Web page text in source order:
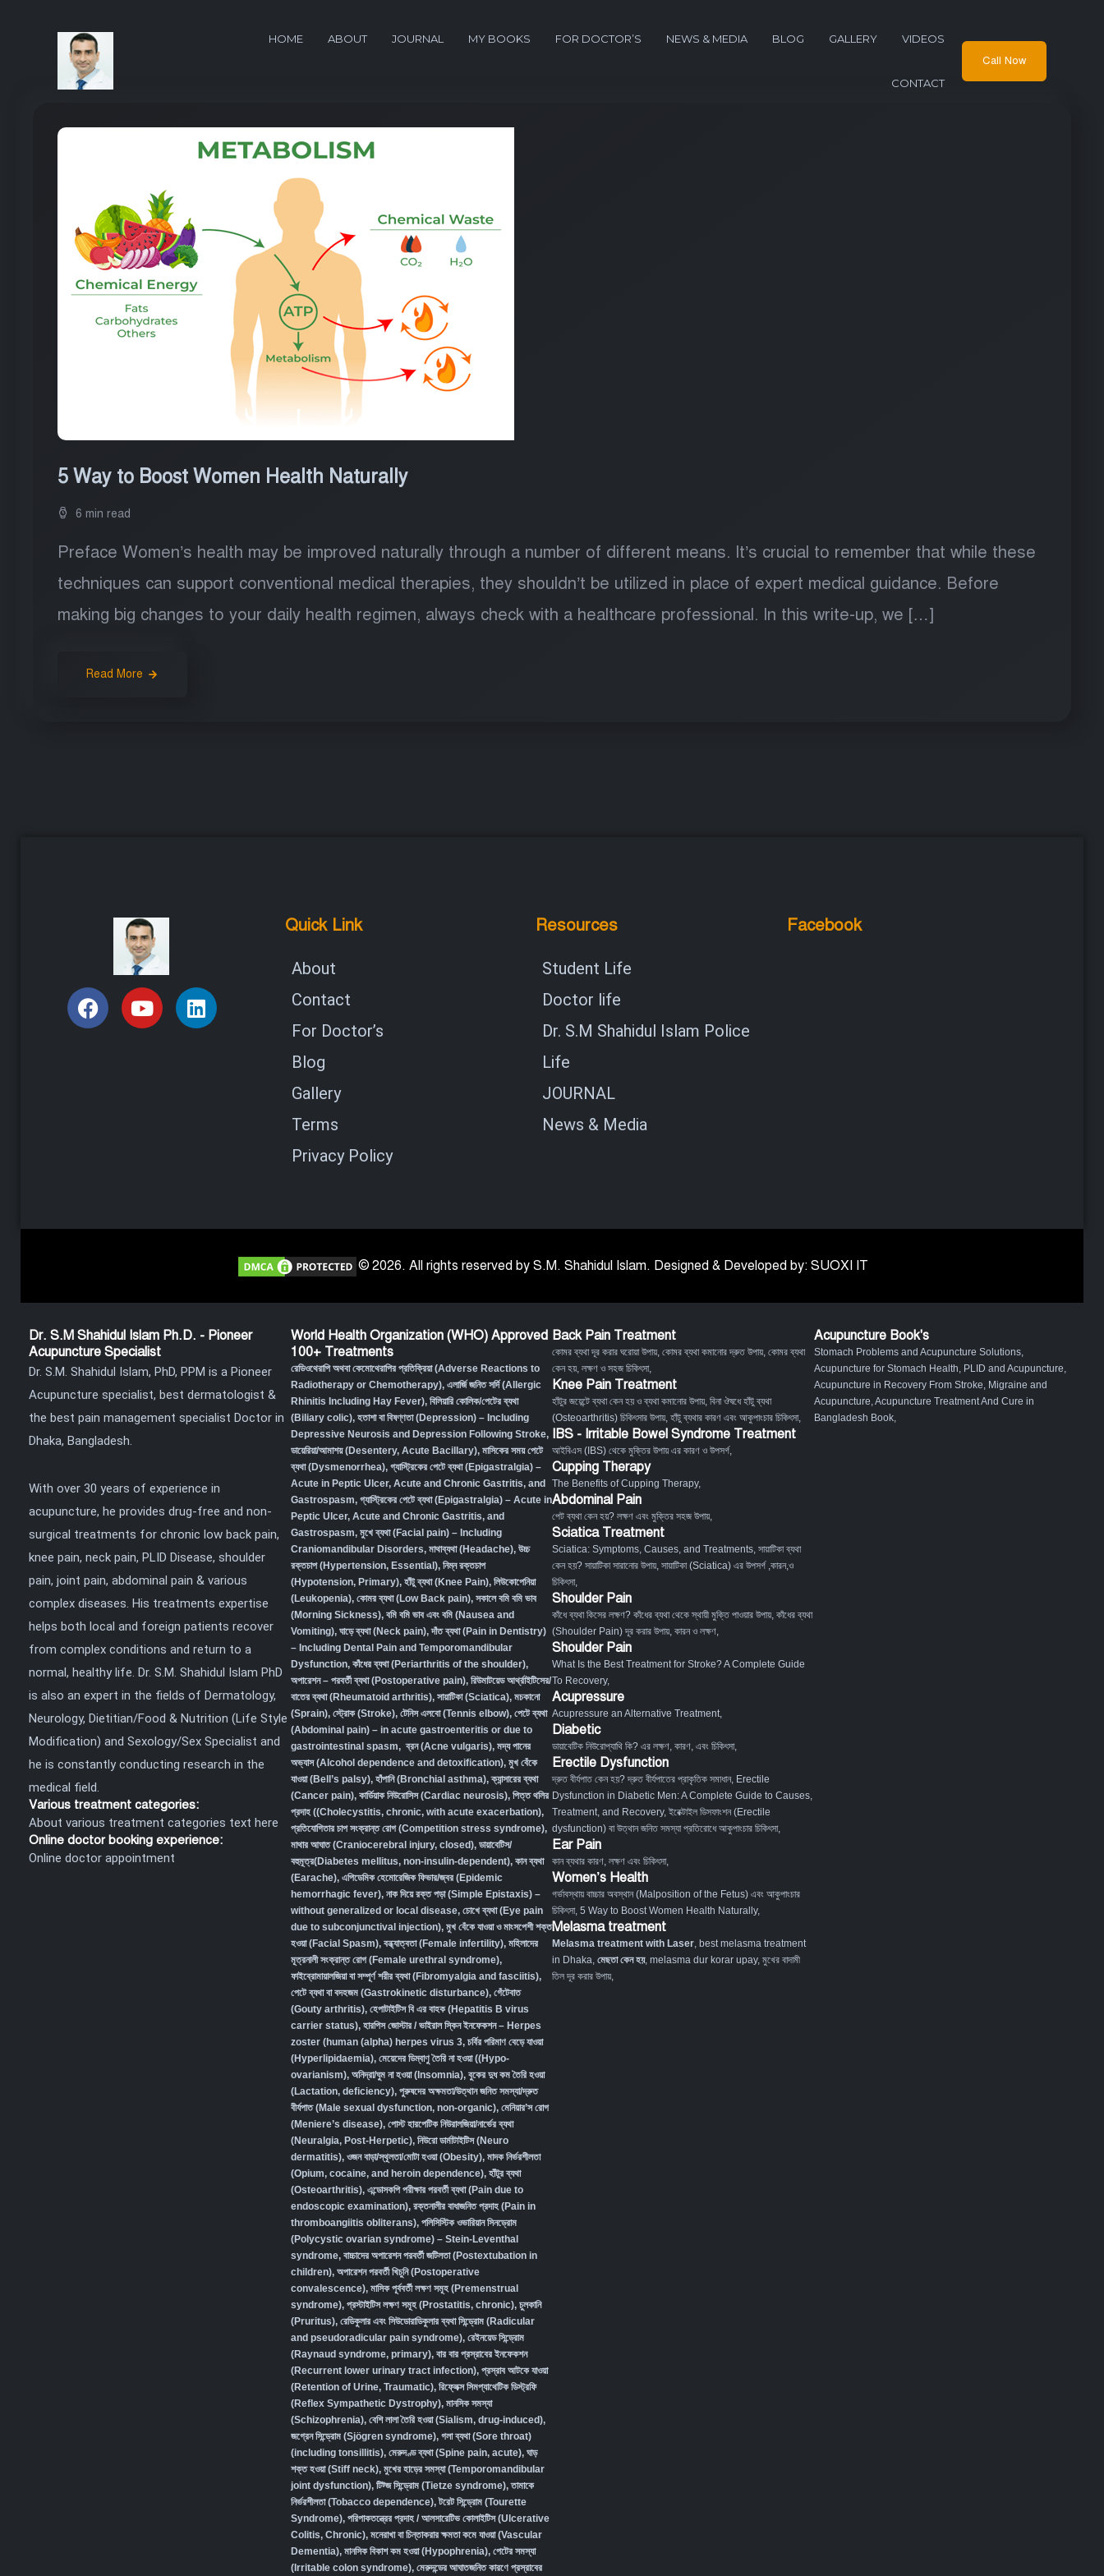
HOME ABOUT JOURNAL MY BOOKS FOR DOCTOR’S NEWS & MEDIA BLOG GALLERY VIDEOS
CONTACT
Call Now
5 Way to Boost Women Health Naturally
6 min read
Preface Women’s health may be improved naturally through a number of different means. It’s crucial to remember that while these
techniques can support conventional medical therapies, they shouldn’t be utilized in place of expert medical guidance. Before
making big changes to your daily health regimen, always check with a healthcare professional. In this write-up, we […]
Read More
Quick Link
About
Contact
For Doctor’s
Blog
Gallery
Terms
Privacy Policy
Resources
Student Life
Doctor life
Dr. S.M Shahidul Islam Police
Life
JOURNAL
News & Media
Facebook
© 2026. All rights reserved by S.M. Shahidul Islam. Designed & Developed by: SUOXI IT
Dr. S.M Shahidul Islam Ph.D. - Pioneer
Acupuncture Specialist
Dr. S.M. Shahidul Islam, PhD, PPM is a Pioneer
Acupuncture specialist, best dermatologist &
the best pain management specialist Doctor in
Dhaka, Bangladesh.
With over 30 years of experience in
acupuncture, he provides drug-free and non-
surgical treatments for chronic low back pain,
knee pain, neck pain, PLID Disease, shoulder
pain, joint pain, abdominal pain & various
complex diseases. His treatments expertise
helps both local and foreign patients recover
from complex conditions and return to a
normal, healthy life. Dr. S.M. Shahidul Islam PhD
is also an expert in the fields of Dermatology,
Neurology, Dietitian/Food & Nutrition (Life Style
Modification) and Sexology/Sex Specialist and
he is constantly conducting research in the
medical field.
Various treatment categories:
About various treatment categories text here
Online doctor booking experience:
Online doctor appointment
World Health Organization (WHO) Approved
100+ Treatments
রেডিওথেরাপি অথবা কেমোথেরাপির প্রতিক্রিয়া (Adverse Reactions to
Radiotherapy or Chemotherapy), এলার্জি জনিত সর্দি (Allergic
Rhinitis Including Hay Fever), বিলিয়ারি কোলিক/পেটের ব্যথা
(Biliary colic), হতাশা বা বিষণ্ণতা (Depression) – Including
Depressive Neurosis and Depression Following Stroke,
ডায়েরিয়া/আমাশয় (Desentery, Acute Bacillary), মাসিকের সময় পেটে
ব্যথা (Dysmenorrhea), গ্যাস্ট্রিকের পেটে ব্যথা (Epigastralgia) –
Acute in Peptic Ulcer, Acute and Chronic Gastritis, and
Gastrospasm, গ্যাস্ট্রিকের পেটে ব্যথা (Epigastralgia) – Acute in
Peptic Ulcer, Acute and Chronic Gastritis, and
Gastrospasm, মুখে ব্যথা (Facial pain) – Including
Craniomandibular Disorders, মাথাব্যথা (Headache), উচ্চ
রক্তচাপ (Hypertension, Essential), নিম্ন রক্তচাপ
(Hypotension, Primary), হাঁটু ব্যথা (Knee Pain), লিউকোপেনিয়া
(Leukopenia), কোমর ব্যথা (Low Back pain), সকালে বমি বমি ভাব
(Morning Sickness), বমি বমি ভাব এবং বমি (Nausea and
Vomiting), ঘাড়ে ব্যথা (Neck pain),দাঁত ব্যথা (Pain in Dentistry)
– Including Dental Pain and Temporomandibular
Dysfunction, কাঁধের ব্যথা (Periarthritis of the shoulder),
অপারেশন – পরবর্তী ব্যথা (Postoperative pain), রিউমাটয়েড আর্থ্রাইটিসের/
বাতের ব্যথা (Rheumatoid arthritis), সায়াটিকা (Sciatica), মচকানো
(Sprain), স্ট্রোক (Stroke), টেনিস এলবো (Tennis elbow), পেটে ব্যথা
(Abdominal pain) – in acute gastroenteritis or due to
gastrointestinal spasm, ব্রন (Acne vulgaris), মদ্য পানের
অভ্যাস (Alcohol dependence and detoxification), মুখ বেঁকে
যাওয়া (Bell’s palsy), হাঁপানি (Bronchial asthma),ক্যান্সারের ব্যথা
(Cancer pain), কার্ডিয়াক নিউরোসিস (Cardiac neurosis), পিত্ত থলির
প্রদাহ ((Cholecystitis, chronic, with acute exacerbation),
প্রতিযোগিতার চাপ সংক্রান্ত রোগ (Competition stress syndrome),
মাথার আঘাত (Craniocerebral injury, closed), ডায়াবেটিস/
বহুমূত্র(Diabetes mellitus, non-insulin-dependent), কান ব্যথা
(Earache), এপিডেমিক হেমোরেজিক ফিভার/জ্বর (Epidemic
hemorrhagic fever), নাক দিয়ে রক্ত পড়া (Simple Epistaxis) –
without generalized or local disease, চোখে ব্যথা (Eye pain
due to subconjunctival injection), মুখ বেঁকে যাওয়া ও মাংসপেশী শক্ত
হওয়া (Facial Spasm), বন্ধ্যাত্বতা (Female infertility), মহিলাদের
মূত্রনালী সংক্রান্ত রোগ (Female urethral syndrome),
ফাইব্রোমায়ালজিয়া বা সম্পূর্ণ শরীর ব্যথা (Fibromyalgia and fasciitis),
পেটে ব্যথা বা বদহজম (Gastrokinetic disturbance), গেঁটেবাত
(Gouty arthritis), হেপাটাইটিস বি এর বাহক (Hepatitis B virus
carrier status), হারপিস জোস্টার / ভাইরাল স্কিন ইনফেকশন – Herpes
zoster (human (alpha) herpes virus 3, চর্বির পরিমাণ বেড়ে যাওয়া
(Hyperlipidaemia), মেয়েদের ডিম্বাণু তৈরি না হওয়া ((Hypo-
ovarianism), অনিদ্রা/ঘুম না হওয়া (Insomnia), বুকের দুধ কম তৈরি হওয়া
(Lactation, deficiency), পুরুষদের অক্ষমতা/উত্থান জনিত সমস্যা/দ্রুত
বীর্যপাত (Male sexual dysfunction, non-organic), মেনিয়ার’স রোগ
(Meniere’s disease), পোস্ট হারপেটিক নিউরালজিয়া/নার্ভের ব্যথা
(Neuralgia, Post-Herpetic), নিউরো ডার্মাটাইটিস (Neuro
dermatitis), ওজন বাড়া/স্থূলতা/মোটা হওয়া (Obesity), মাদক নির্ভরশীলতা
(Opium, cocaine, and heroin dependence), হাঁটুর ব্যথা
(Osteoarthritis), এন্ডোসকপি পরীক্ষার পরবর্তী ব্যথা (Pain due to
endoscopic examination), রক্তনালীর বাধাজনিত প্রদাহ (Pain in
thromboangiitis obliterans), পলিসিস্টিক ওভারিয়ান সিনড্রোম
(Polycystic ovarian syndrome) – Stein-Leventhal
syndrome, বাচ্চাদের অপারেশন পরবর্তী জটিলতা (Postextubation in
children), অপারেশন পরবর্তী খিচুনি (Postoperative
convalescence), মাসিক পূর্ববর্তী লক্ষণ সমূহ (Premenstrual
syndrome), প্রস্টাইটিস লক্ষণ সমূহ (Prostatitis, chronic), চুলকানি
(Pruritus), রেডিকুলার এবং সিউডোরাডিকুলার ব্যথা সিন্ড্রোম (Radicular
and pseudoradicular pain syndrome), রেইনয়েড সিন্ড্রোম
(Raynaud syndrome, primary), বার বার প্রস্রাবের ইনফেকশন
(Recurrent lower urinary tract infection), প্রস্রাব আটকে যাওয়া
(Retention of Urine, Traumatic), রিফ্লেক্স সিমপ্যাথেটিক ডিস্ট্রফি
(Reflex Sympathetic Dystrophy), মানসিক সমস্যা
(Schizophrenia), বেশি লালা তৈরি হওয়া (Sialism, drug-induced),
জগ্রেন সিন্ড্রোম (Sjögren syndrome), গলা ব্যথা (Sore throat)
(including tonsillitis), মেরুদণ্ড ব্যথা (Spine pain, acute), ঘাড়
শক্ত হওয়া (Stiff neck), মুখের হাড়ের সমস্যা (Temporomandibular
joint dysfunction), টিট্জ সিন্ড্রোম (Tietze syndrome),তামাকে
নির্ভরশীলতা (Tobacco dependence),টরেট সিন্ড্রোম (Tourette
Syndrome), পরিপাকতন্ত্রের প্রদাহ / আলসারেটিভ কোলাইটিস (Ulcerative
Colitis, Chronic), মনেরাখা বা চিন্তাকরার ক্ষমতা কমে যাওয়া (Vascular
Dementia), মানসিক বিকাশ কম হওয়া (Hypophrenia), পেটের সমস্যা
(Irritable colon syndrome), মেরুদন্ডের আঘাতজনিত কারণে প্রস্রাবের
Back Pain Treatment
কোমর ব্যথা দূর করার ঘরোয়া উপায়, কোমর ব্যথা কমানোর দ্রুত উপায়, কোমর ব্যথা
কেন হয়, লক্ষণ ও সহজ চিকিৎসা,
Knee Pain Treatment
হাঁটুর জয়েন্টে ব্যথা কেন হয় ও ব্যথা কমানোর উপায়, বিনা ঔষধে হাঁটু ব্যথা
(Osteoarthritis) চিকিৎসার উপায়, হাঁটু ব্যথার কারণ এবং আকুপাংচার চিকিৎসা,
IBS - Irritable Bowel Syndrome Treatment
আইবিএস (IBS) থেকে মুক্তির উপায় এর কারণ ও উপসর্গ,
Cupping Therapy
The Benefits of Cupping Therapy,
Abdominal Pain
পেট ব্যথা কেন হয়? লক্ষণ এবং মুক্তির সহজ উপায়,
Sciatica Treatment
Sciatica: Symptoms, Causes, and Treatments, সায়াটিকা ব্যথা
কেন হয়? সায়াটিকা সারানোর উপায়, সায়াটিকা (Sciatica) এর উপসর্গ ,কারন,ও
চিকিৎসা,
Shoulder Pain
কাঁধে ব্যথা কিসের লক্ষণ? কাঁধের ব্যথা থেকে স্থায়ী মুক্তি পাওয়ার উপায়, কাঁধের ব্যথা
(Shoulder Pain) দূর করার উপায়, কারন ও লক্ষণ,
Shoulder Pain
What Is the Best Treatment for Stroke? A Complete Guide
To Recovery,
Acupressure
Acupressure an Alternative Treatment,
Diabetic
ডায়াবেটিক নিউরোপ্যাথি কি? এর লক্ষণ, কারণ, এবং চিকিৎসা,
Erectile Dysfunction
দ্রুত বীর্যপাত কেন হয়? দ্রুত বীর্যপাতের প্রাকৃতিক সমাধান, Erectile
Dysfunction in Diabetic Men: A Complete Guide to Causes,
Treatment, and Recovery, ইরেক্টাইল ডিসফাংশন (Erectile
dysfunction) বা উত্থান জনিত সমস্যা প্রতিরোধে আকুপাংচার চিকিৎসা,
Ear Pain
কান ব্যথার কারণ, লক্ষণ এবং চিকিৎসা,
Women’s Health
গর্ভাবস্থায় বাচ্চার অবস্থান (Malposition of the Fetus) এবং আকুপাংচার
চিকিৎসা, 5 Way to Boost Women Health Naturally,
Melasma treatment
Melasma treatment with Laser, best melasma treatment
in Dhaka, মেছতা কেন হয়, melasma dur korar upay, মুখের বাদামী
তিল দূর করার উপায়,
Acupuncture Book's
Stomach Problems and Acupuncture Solutions,
Acupuncture for Stomach Health, PLID and Acupuncture,
Acupuncture in Recovery From Stroke, Migraine and
Acupuncture,Acupuncture Treatment And Cure in
Bangladesh Book,